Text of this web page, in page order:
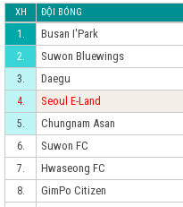
XH ĐỘI BÓNG
1. Busan I'Park
2.
Suwon Bluewings
3.
Daegu
4.
Seoul E-Land
5.
Chungnam Asan
6.
Suwon FC
7.
Hwaseong FC
8.
GimPo Citizen